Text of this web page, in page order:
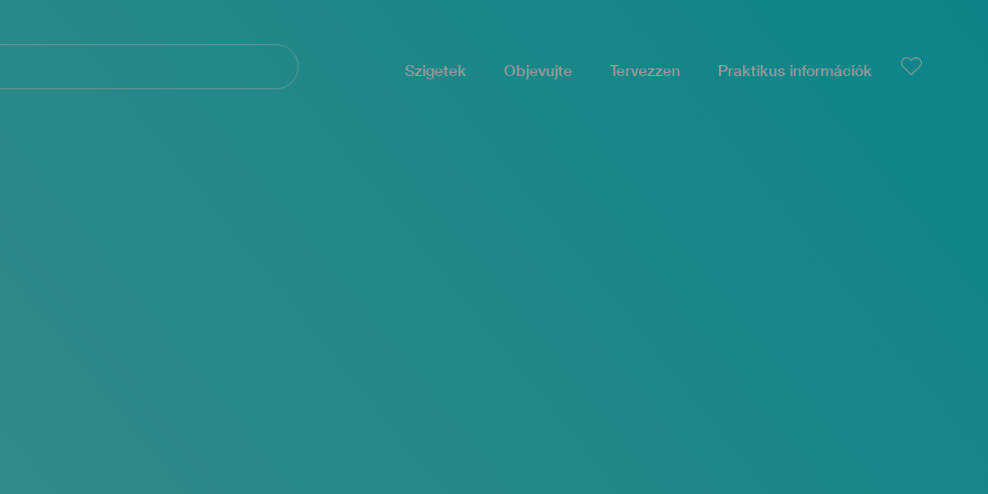
Szigetek Objevujte Tervezzen Praktikus információk